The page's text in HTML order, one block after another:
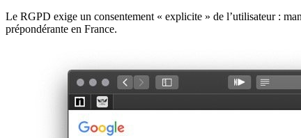
Le RGPD exige un consentement « explicite » de l’utilisateur :
prépondérante en France.